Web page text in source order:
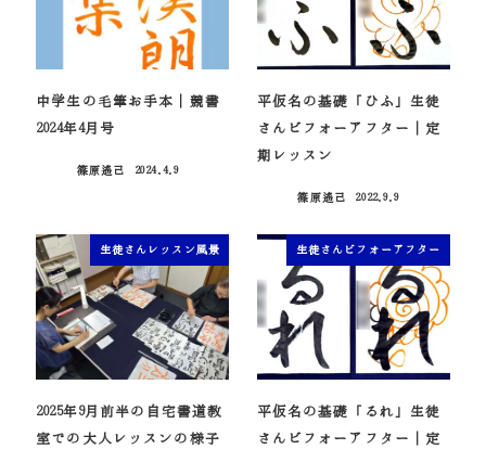
中学生の毛筆お手本｜競書
2024年4月号
篠原遙己
2024.4.9
平仮名の基礎「ひふ」生徒
さんビフォーアフター｜定
期レッスン
篠原遙己
2022.9.9
生徒さんレッスン風景
2025年9月前半の自宅書道教
室での大人レッスンの様子
生徒さんビフォーアフター
平仮名の基礎「るれ」生徒
さんビフォーアフター｜定